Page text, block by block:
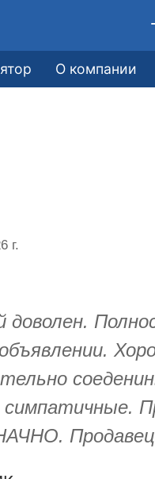
О компании
г.
доволен.
симпатичные.